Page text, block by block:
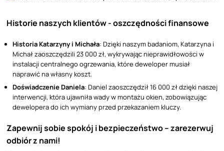
Historie naszych klientów - oszczędności finansowe
Historia Katarzyny i Michała: Dzięki naszym badaniom, Katarzyna i
Michał zaoszczędzili 23 000 zł, wykrywając nieprawidłowości w
instalacji centralnego ogrzewania, które deweloper musiał
naprawić na własny koszt.
Doświadczenie Daniela: Daniel zaoszczędził 16 000 zł dzięki naszej
interwencji, która ujawniła wady w montażu okien, zobowiązując
dewelopera do ich wymiany przed przekazaniem kluczy.
Zapewnij sobie spokój i bezpieczeństwo – zarezerwuj
odbiór z nami!